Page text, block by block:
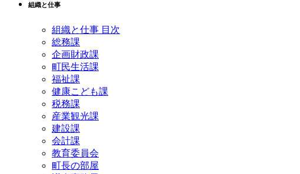
組織と仕事
組織と仕事 目次
総務課
企画財政課
町民生活課
福祉課
健康こども課
税務課
産業観光課
建設課
会計課
教育委員会
町長の部屋